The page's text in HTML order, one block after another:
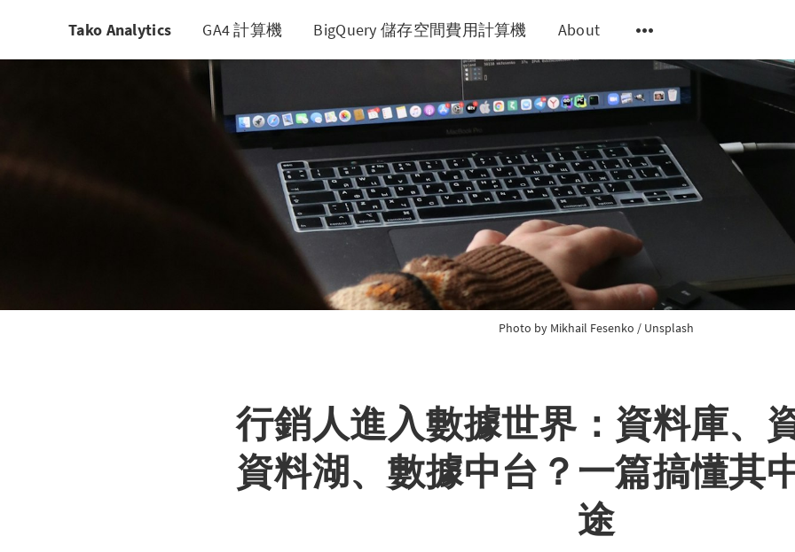
Tako Analytics GA4 計算機 BigQuery 儲存空間費用計算機 About
Photo by Mikhail Fesenko / Unsplash
行銷人進入數據世界：資料庫、
資料湖、數據中台？一篇搞懂其
途